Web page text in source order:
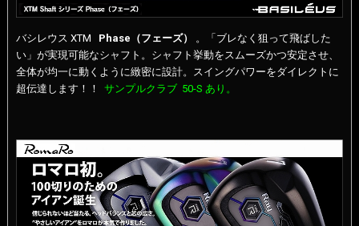
バシレウス XTM Phase（フェーズ）
。「ブレなく狙って飛ばした
い」が実現可能なシャフト。シャフト挙動をスムーズかつ安定させ、
全体が均一に動くように緻密に設計。スイングパワーをダイレクトに
超伝達します！！ サンプルクラブ 50-S あり。